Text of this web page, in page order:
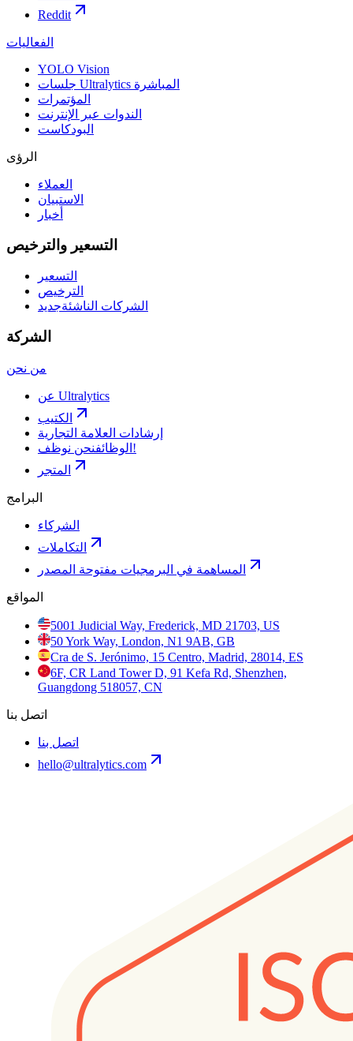
Reddit
الفعاليات
YOLO Vision
جلسات Ultralytics المباشرة
المؤتمرات
الندوات عبر الإنترنت
البودكاست
الرؤى
العملاء
الاستبيان
أخبار
التسعير والترخيص
التسعير
الترخيص
الشركات الناشئةجديد
الشركة
من نحن
عن Ultralytics
الكتيب
إرشادات العلامة التجارية
الوظائف نحن نوظف!
المتجر
البرامج
الشركاء
التكاملات
المساهمة في البرمجيات مفتوحة المصدر
المواقع
5001 Judicial Way, Frederick, MD 21703, US
50 York Way, London, N1 9AB, GB
Cra de S. Jerónimo, 15 Centro, Madrid, 28014, ES
6F, CR Land Tower D, 91 Kefa Rd, Shenzhen,
Guangdong 518057, CN
اتصل بنا
اتصل بنا
hello@ultralytics.com